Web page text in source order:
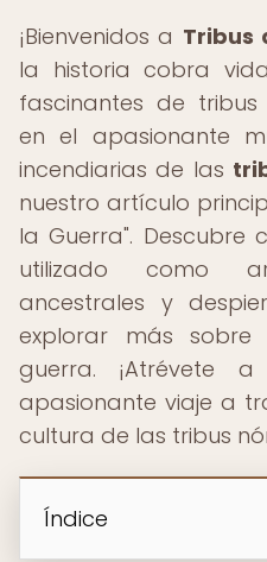
¡Bienvenidos a Tribus
la historia cobra
fascinantes de
en el apasionante
incendiarias de las
nuestro artículo
la Guerra".
utilizado como
ancestrales y
explorar más sobre
guerra. ¡Atrévete
apasionante viaje a
cultura de las tribus
Índice